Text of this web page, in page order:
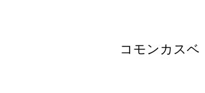
コモンカスベ